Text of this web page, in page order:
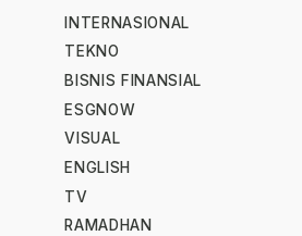
INTERNASIONAL
TEKNO
BISNIS FINANSIAL
ESGNOW
VISUAL
ENGLISH
TV
RAMADHAN